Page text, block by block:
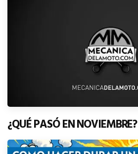
¿QUÉ PASÓ EN NOVIEMBRE?